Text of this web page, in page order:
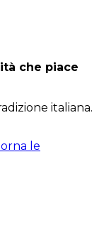
che piace
italiana.
le